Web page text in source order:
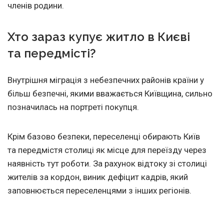
членів родини.
Хто зараз купує житло в Києві
та передмісті?
Внутрішня міграція з небезпечних районів країни у
більш безпечні, якими вважається Київщина, сильно
позначилась на портреті покупця.
Крім базово безпеки, переселенці обирають Київ
та передмістя столиці як місце для переїзду через
наявність тут роботи. За рахунок відтоку зі столиці
жителів за кордон, виник дефіцит кадрів, який
заповнюється переселенцями з інших регіонів.